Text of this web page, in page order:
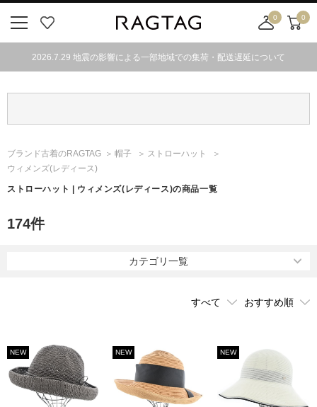
気
0
舗
カ
0
2026.7.29 地震の影響による一部地域での集荷・配送遅延について
ブランド古着のRAGTAG 帽子
ストローハット
ウィメンズ(レディース)
ストローハット | ウィメンズ(レディース)の商品一覧
174件
カテゴリ一覧
NEW NEW NEW